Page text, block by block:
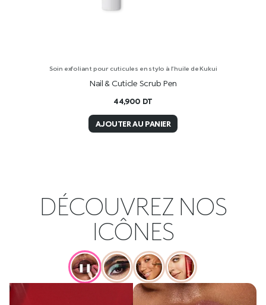
Soin exfoliant pour cuticules en stylo à l’huile de Kukui
Nail & Cuticle Scrub Pen
44,900 DT
AJOUTER AU PANIER
DÉCOUVREZ NOS
ICÔNES
❚❚